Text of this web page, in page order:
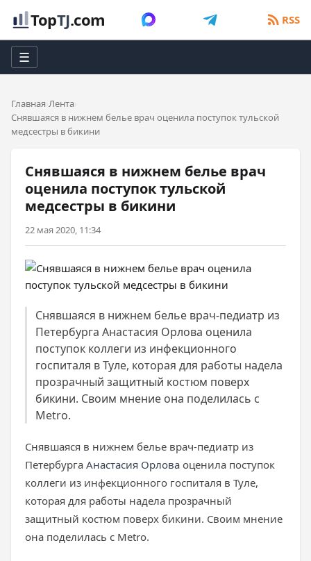
TopTJ.com RSS
☰
Главная Лента
Снявшаяся в нижнем белье врач оценила поступок тульской
медсестры в бикини
Снявшаяся в нижнем белье врач
оценила поступок тульской
медсестры в бикини
22 мая 2020, 11:34
Снявшаяся в нижнем белье врач-педиатр из
Петербурга Анастасия Орлова оценила
поступок коллеги из инфекционного
госпиталя в Туле, которая для работы надела
прозрачный защитный костюм поверх
бикини. Своим мнение она поделилась с
Metro.
Снявшаяся в нижнем белье врач-педиатр из
Петербурга Анастасия Орлова оценила поступок
коллеги из инфекционного госпиталя в Туле,
которая для работы надела прозрачный
защитный костюм поверх бикини. Своим мнение
она поделилась с Metro.